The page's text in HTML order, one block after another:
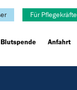
Für Pflegekräfte
Blutspende Anfahrt